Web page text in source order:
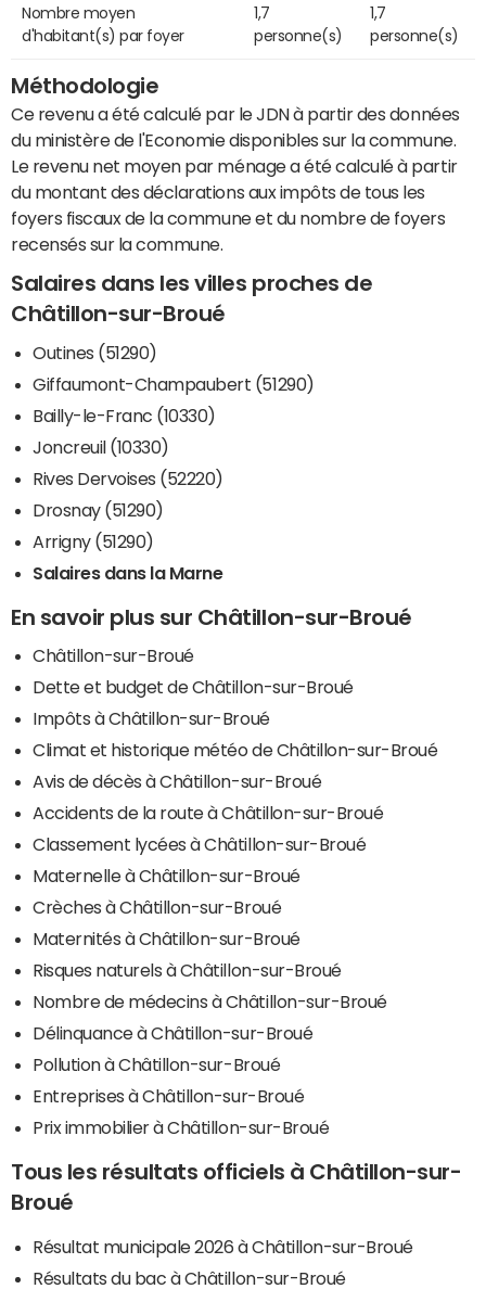
Nombre moyen
d'habitant(s) par foyer
1,7
personne(s)
1,7
personne(s)
Méthodologie
Ce revenu a été calculé par le JDN à partir des données
du ministère de l'Economie disponibles sur la commune.
Le revenu net moyen par ménage a été calculé à partir
du montant des déclarations aux impôts de tous les
foyers fiscaux de la commune et du nombre de foyers
recensés sur la commune.
Salaires dans les villes proches de
Châtillon-sur-Broué
Outines (51290)
Giffaumont-Champaubert (51290)
Bailly-le-Franc (10330)
Joncreuil (10330)
Rives Dervoises (52220)
Drosnay (51290)
Arrigny (51290)
Salaires dans la Marne
En savoir plus sur Châtillon-sur-Broué
Châtillon-sur-Broué
Dette et budget de Châtillon-sur-Broué
Impôts à Châtillon-sur-Broué
Climat et historique météo de Châtillon-sur-Broué
Avis de décès à Châtillon-sur-Broué
Accidents de la route à Châtillon-sur-Broué
Classement lycées à Châtillon-sur-Broué
Maternelle à Châtillon-sur-Broué
Crèches à Châtillon-sur-Broué
Maternités à Châtillon-sur-Broué
Risques naturels à Châtillon-sur-Broué
Nombre de médecins à Châtillon-sur-Broué
Délinquance à Châtillon-sur-Broué
Pollution à Châtillon-sur-Broué
Entreprises à Châtillon-sur-Broué
Prix immobilier à Châtillon-sur-Broué
Tous les résultats officiels à Châtillon-sur-
Broué
Résultat municipale 2026 à Châtillon-sur-Broué
Résultats du bac à Châtillon-sur-Broué